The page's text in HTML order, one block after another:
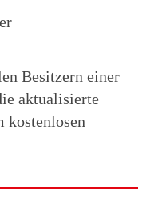
Besitzern einer
aktualisierte
kostenlosen